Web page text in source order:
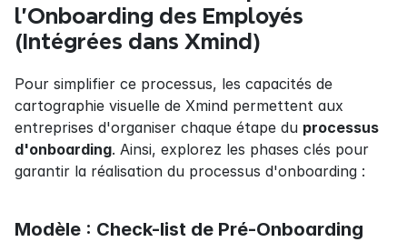
l'Onboarding des Employés
(Intégrées dans Xmind)
Pour simplifier ce processus, les capacités de
cartographie visuelle de Xmind permettent aux
entreprises d'organiser chaque étape du processus
d'onboarding. Ainsi, explorez les phases clés pour
garantir la réalisation du processus d'onboarding :
Modèle : Check-list de Pré-Onboarding